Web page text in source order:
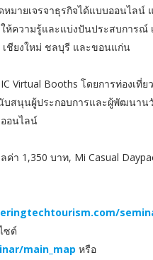
ายเจรจาธุรกิจได้แบบออนไลน์
ความรู้และแบ่งปันประสบการณ์
เชียงใหม่ ชลบุรี และขอนแก่น
Virtual Booths โดยการท่องเที่ย
บสนุนผู้ประกอบการและผู้พัฒนาน
ออนไลน์
า 1,350 บาท, Mi Casual
ซต์
main_map หรือ